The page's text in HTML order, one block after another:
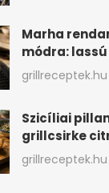
Marha
módra:
igazán
grillreceptek.hu
Szicíliai
grillcsirke
oregánóval
grillreceptek.hu